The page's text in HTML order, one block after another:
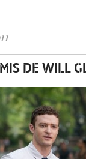
DE WILL